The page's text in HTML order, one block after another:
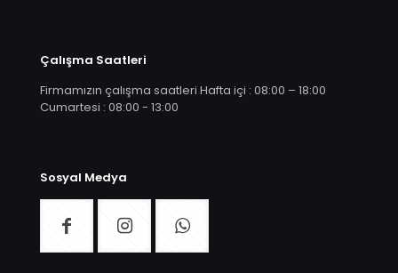
Çalışma Saatleri
Firmamızın çalışma saatleri Hafta içi : 08:00 – 18:00
Cumartesi : 08:00 - 13:00
Sosyal Medya